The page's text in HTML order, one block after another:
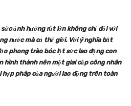
ảnh hưởng rất lớn không chỉ đối với
nước mà cả thế giới. Với ý nghĩa bắt
phong trào bóc lột sức lao động con
hình thành nên một giai cấp công nhân
hợp pháp của người lao động trên toàn